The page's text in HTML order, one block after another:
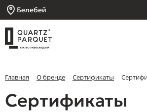
Белебей
Главная О бренде Сертификаты
Сертификаты